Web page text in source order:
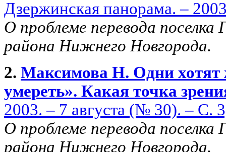
Дзержинская панорама. –
О проблеме перевода поселка
района Нижнего Новгорода.
2. Максимова Н. Одни хотят
умереть». Какая точка
2003. – 7 августа (№ 30). – С.
О проблеме перевода поселка
района Нижнего Новгорода.